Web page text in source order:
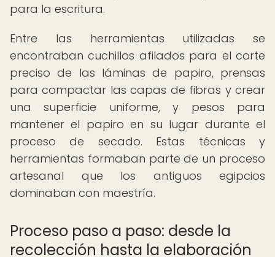
para la escritura.
Entre las herramientas utilizadas se
encontraban cuchillos afilados para el corte
preciso de las láminas de papiro, prensas
para compactar las capas de fibras y crear
una superficie uniforme, y pesos para
mantener el papiro en su lugar durante el
proceso de secado. Estas técnicas y
herramientas formaban parte de un proceso
artesanal que los antiguos egipcios
dominaban con maestría.
Proceso paso a paso: desde la
recolección hasta la elaboración